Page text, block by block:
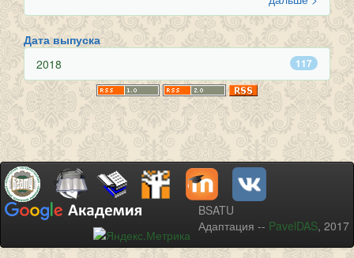
Дата выпуска
117
2018
BSATU
Адаптация -- PavelDAS, 2017